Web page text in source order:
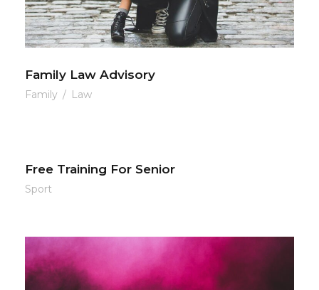
Family Law Advisory
Family / Law
Free Training For Senior
Sport